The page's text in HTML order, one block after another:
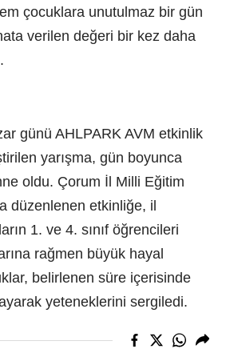
çocuklara unutulmaz bir gün
verilen değeri bir kez daha
günü AHLPARK AVM etkinlik
yarışma, gün boyunca
oldu. Çorum İl Milli Eğitim
düzenlenen etkinliğe, il
1. ve 4. sınıf öğrencileri
rağmen büyük hayal
belirlenen süre içerisinde
yeteneklerini sergiledi.